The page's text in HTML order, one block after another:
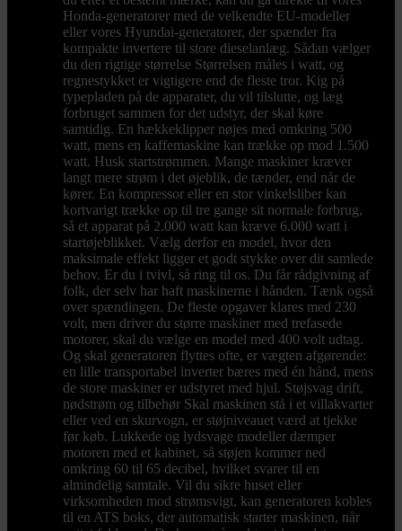
Honda-generatorer med de velkendte EU-modeller
eller vores Hyundai-generatorer, der spænder fra
kompakte invertere til store dieselanlæg. Sådan vælger
du den rigtige størrelse Størrelsen måles i watt, og
regnestykket er vigtigere end de fleste tror. Kig på
typepladen på de apparater, du vil tilslutte, og læg
forbruget sammen for det udstyr, der skal køre
samtidig. En hækkeklipper nøjes med omkring 500
watt, mens en kaffemaskine kan trække op mod 1.500
watt. Husk startstrømmen. Mange maskiner kræver
langt mere strøm i det øjeblik, de tænder, end når de
kører. En kompressor eller en stor vinkelsliber kan
kortvarigt trække op til tre gange sit normale forbrug,
så et apparat på 2.000 watt kan kræve 6.000 watt i
startøjeblikket. Vælg derfor en model, hvor den
maksimale effekt ligger et godt stykke over dit samlede
behov. Er du i tvivl, så ring til os. Du får rådgivning af
folk, der selv har haft maskinerne i hånden. Tænk også
over spændingen. De fleste opgaver klares med 230
volt, men driver du større maskiner med trefasede
motorer, skal du vælge en model med 400 volt udtag.
Og skal generatoren flyttes ofte, er vægten afgørende:
en lille transportabel inverter bæres med én hånd, mens
de store maskiner er udstyret med hjul. Støjsvag drift,
nødstrøm og tilbehør Skal maskinen stå i et villakvarter
eller ved en skurvogn, er støjniveauet værd at tjekke
før køb. Lukkede og lydsvage modeller dæmper
motoren med et kabinet, så støjen kommer ned
omkring 60 til 65 decibel, hvilket svarer til en
almindelig samtale. Vil du sikre huset eller
virksomheden mod strømsvigt, kan generatoren kobles
til en ATS boks, der automatisk starter maskinen, når